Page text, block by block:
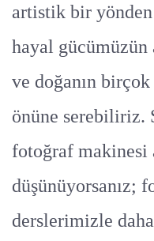
artistik bir
hayal gücümüzün
ve doğanın
önüne serebiliriz.
fotoğraf makinesi
düşünüyorsanız;
derslerimizle